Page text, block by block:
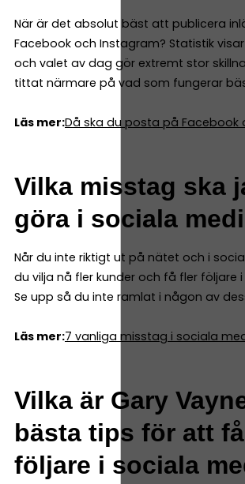
När är det absolut bäst att publicera
Facebook och Instagram? Statistik
och valet av dag gör extremt stor
tittat närmare på vad som fungerar
Läs mer:Då ska du posta på Facebook
Vilka misstag ska
göra i sociala
Når du inte riktigt ut på nätet och i
du vilja nå fler kunder och få fler följare
Se upp så du inte ramlat i någon av
Läs mer:7 vanliga misstag i sociala
Vilka är Gary
bästa tips för att
följare i sociala